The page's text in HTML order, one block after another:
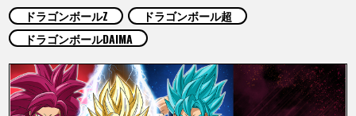
COLUMNS
ABOUT
ドラゴンボールZ
ドラゴンボール超
ドラゴンボールDAIMA